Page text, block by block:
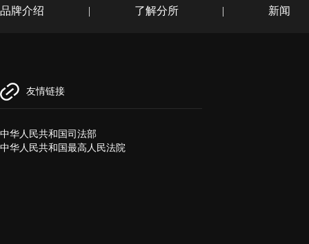
品牌介绍 | 了解分所 | 新闻
友情链接
中华人民共和国司法部
中华人民共和国最高人民法院